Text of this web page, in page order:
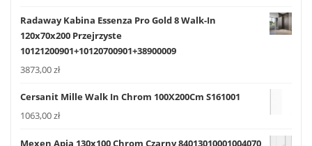
Radaway Kabina Essenza Pro Gold 8 Walk-In
120x70x200 Przejrzyste
10121200901+10120700901+38900009
3873,00zł
Cersanit Mille Walk In Chrom 100X200Cm S161001
1063,00zł
Mexen Apia 130x100 Chrom Czarny 84013010001004070